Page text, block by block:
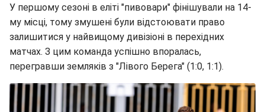
У першому сезоні в еліті "пивовари" фінішували на 14-
му місці, тому змушені були відстоювати право
залишитися у найвищому дивізіоні в перехідних
матчах. З цим команда успішно впоралась,
перегравши земляків з "Лівого Берега" (1:0, 1:1).